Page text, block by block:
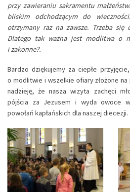
przy zawieraniu sakramentu
bliskim odchodzącym do
otrzymany raz na zawsze. Trzeba
Dlatego tak ważna jest modlitwa o
i zakonne?.
Bardzo dziękujemy za ciepłe
o modlitwie i wszelkie ofiary złożone
nadzieję, że nasza wizyta zachęci
pójścia za Jezusem i wyda owoce
powołań kapłańskich dla naszej diecezji.